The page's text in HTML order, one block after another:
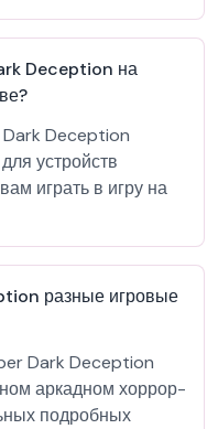
Deception на
Deception
устройств
играть в игру на
разные игровые
Dark Deception
аркадном хоррор-
подробных